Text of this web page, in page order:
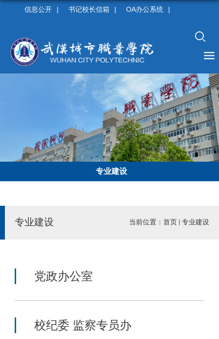
信息公开 | 书记校长信箱 | OA办公系统 |
专业建设
专业建设 当前位置： 首页 专业建设
党政办公室
校纪委 监察专员办